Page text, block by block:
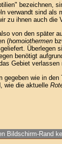
bezeichnen,
verwandt sind als
zu ihnen auch
von den später
(homoiothermen
benötigt
Gebiet
wie in
wie die aktuelle
Bildschirm-Rand